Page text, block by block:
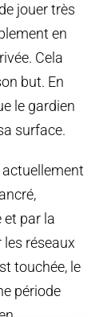
jouer très
en
Cela
but. En
le gardien
surface.
actuellement
et par la
les réseaux
touchée, le
période